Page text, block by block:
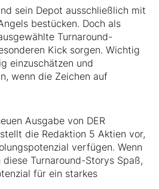
sein Depot ausschließlich mit
bestücken. Doch als
Turnaround-
Kick sorgen. Wichtig
einzuschätzen und
wenn die Zeichen auf
Ausgabe von DER
die Redaktion 5 Aktien vor,
verfügen. Wenn
Turnaround-Storys Spaß,
für ein starkes